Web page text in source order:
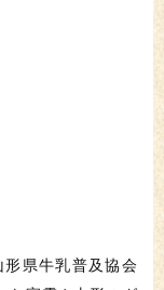
県牛乳普及協会